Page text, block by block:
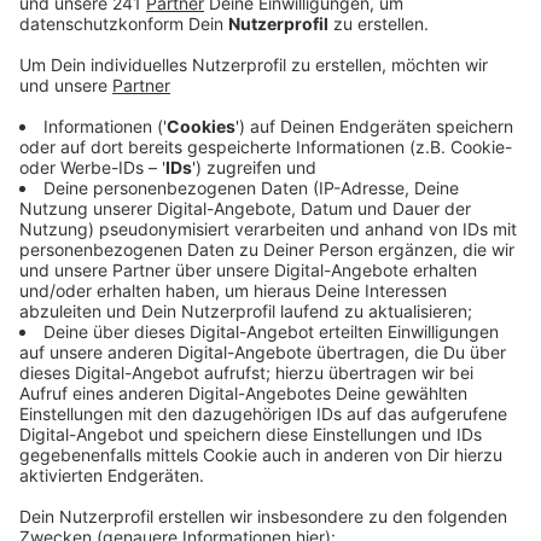
Veröffentlicht:Montag, 19.12.2022 16:46
Daraufhin ging der Mann ins Erdgeschoss und
schaltete die Außenbeleuchtung ein. Danach wurde es
still. Anschließend stellte die Polizei Hebelspuren an
der Eingangstür fest.
Mehr Glück hatten Einbrecher offenbar bei einer Firma
an der Oderstraße in Euskirchen. Dort stellten Beamte
gestern gegen elf Uhr abends einen Einbruch fest und
durchsuchten das Gebäude. Einbrecher fanden sie
dabei aber nicht mehr – nur noch einen
aufgebrochenen Tresor in den Büroräumen. Die
Ermittlungen.